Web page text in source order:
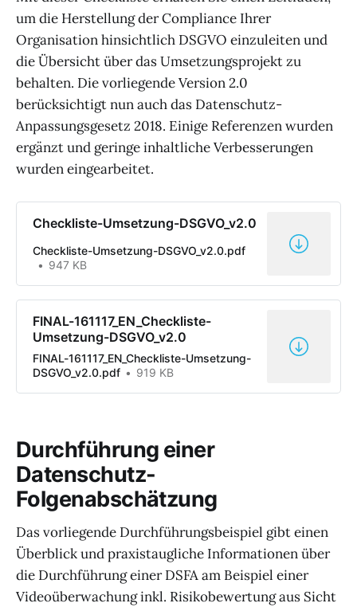
um die Herstellung der Compliance Ihrer
Organisation hinsichtlich DSGVO einzuleiten und
die Übersicht über das Umsetzungsprojekt zu
behalten. Die vorliegende Version 2.0
berücksichtigt nun auch das Datenschutz-
Anpassungsgesetz 2018. Einige Referenzen wurden
ergänzt und geringe inhaltliche Verbesserungen
wurden eingearbeitet.
Checkliste-Umsetzung-DSGVO_v2.0
Checkliste-Umsetzung-DSGVO_v2.0.pdf
947 KB
FINAL-161117_EN_Checkliste-
Umsetzung-DSGVO_v2.0
FINAL-161117_EN_Checkliste-Umsetzung-
DSGVO_v2.0.pdf
919 KB
Durchführung einer
Datenschutz-
Folgenabschätzung
Das vorliegende Durchführungsbeispiel gibt einen
Überblick und praxistaugliche Informationen über
die Durchführung einer DSFA am Beispiel einer
Videoüberwachung inkl. Risikobewertung aus Sicht